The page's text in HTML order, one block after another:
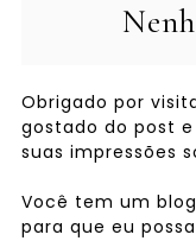
Obrigado por
gostado do post
suas impressões
Você tem um
para que eu